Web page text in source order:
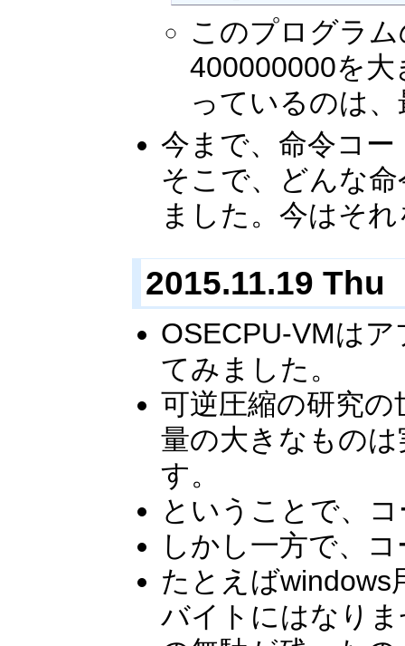
このプログラ
400000000を
っているのは
今まで、命令コ
そこで、どんな
ました。今はそ
2015.11.19 Thu
OSECPU-VMは
てみました。
可逆圧縮の研究
量の大きなもの
す。
ということで、
しかし一方で、
たとえば
バイトにはなり